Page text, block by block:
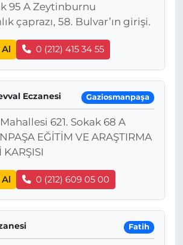
95 A Zeytinburnu
çaprazı, 58. Bulvar’ın girişi.
0 (212) 415 34 55
Eczanesi Gaziosmanpaşa
621. Sokak 68 A
EĞİTİM VE ARAŞTIRMA
KARŞISI
0 (212) 609 05 00
Fatih